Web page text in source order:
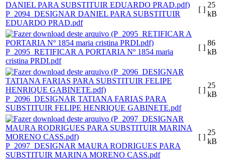
P_2094_DESIGNAR DANIEL PARA SUBSTITUIR
EDUARDO PRAD.pdf
[ ]
25
kB
P_2095_RETIFICAR A PORTARIA Nº 1854 maria
cristina PRDI.pdf
[ ]
86
kB
P_2096_DESIGNAR TATIANA FARIAS PARA
SUBSTITUIR FELIPE HENRIQUE GABINETE.pdf
[ ]
25
kB
P_2097_DESIGNAR MAURA RODRIGUES PARA
SUBSTITUIR MARINA MORENO CASS.pdf
[ ]
25
kB